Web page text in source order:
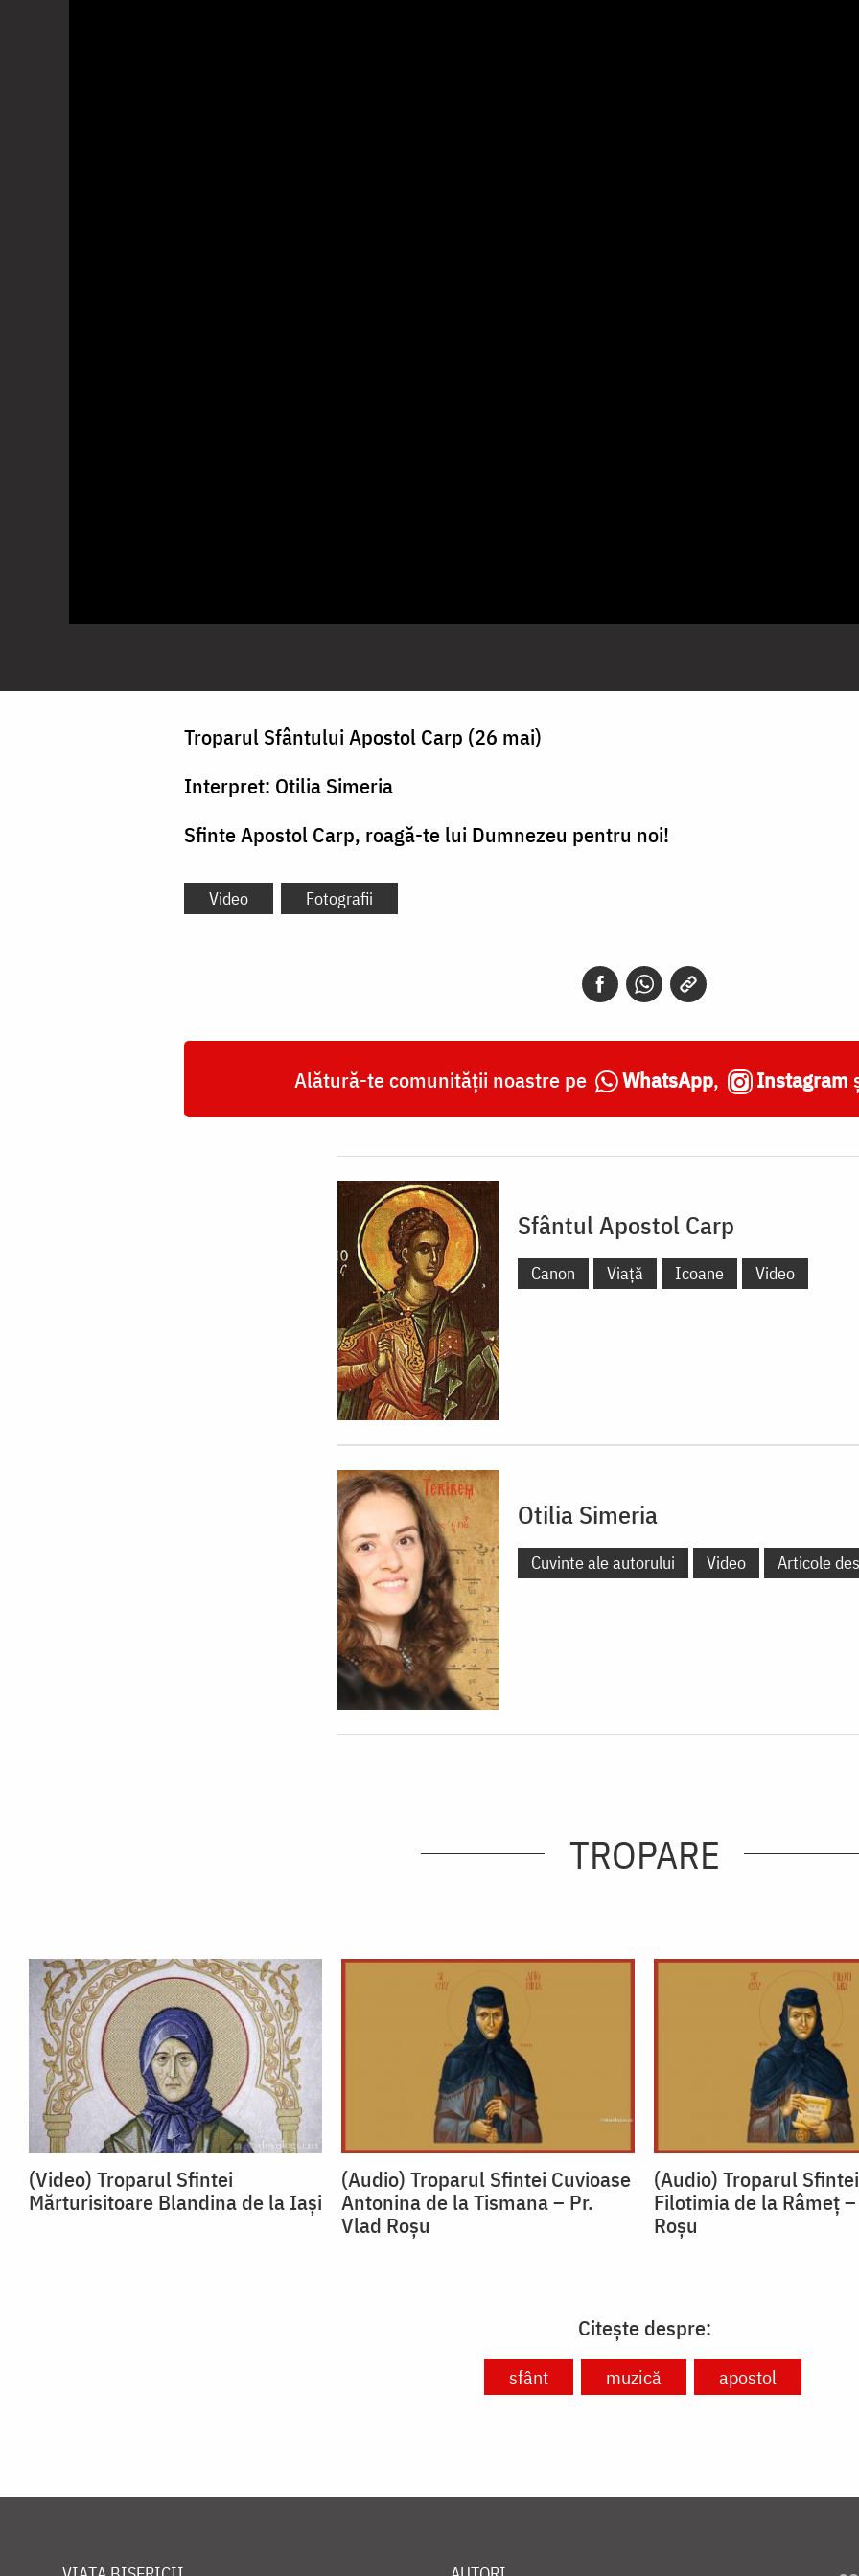
Troparul Sfântului Apostol Carp (26 mai)
Interpret: Otilia Simeria
Sfinte Apostol Carp, roagă-te lui Dumnezeu pentru noi!
Video Fotografii
Alătură-te comunității noastre pe WhatsApp, Instagram
Sfântul Apostol Carp
Canon Viață Icoane Video
Otilia Simeria
Cuvinte ale autorului Video Articole
TROPARE
(Video) Troparul Sfintei
Mărturisitoare Blandina de la Iași
(Audio) Troparul Sfintei Cuvioase
Antonina de la Tismana – Pr.
Vlad Roșu
(Audio) Troparul
Filotimia de la Râmeț
Roșu
Citește despre:
sfânt muzică apostol